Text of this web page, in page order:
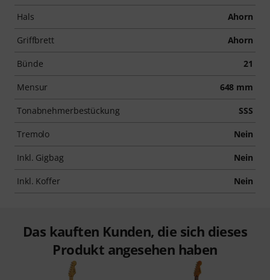
Hals Ahorn
Griffbrett Ahorn
Bünde 21
Mensur 648 mm
Tonabnehmerbestückung SSS
Tremolo Nein
Inkl. Gigbag Nein
Inkl. Koffer Nein
Das kauften Kunden, die sich dieses
Produkt angesehen haben